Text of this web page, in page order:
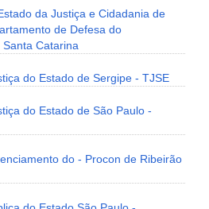
da Justiça e Cidadania de
de Defesa do
Catarina
do Estado de Sergipe - TJSE
do Estado de São Paulo -
do - Procon de Ribeirão